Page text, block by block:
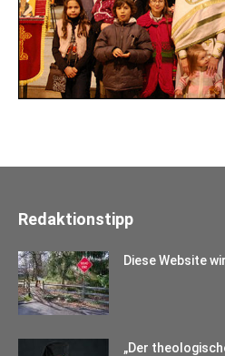
Redaktionstipp
Diese Website
„Der